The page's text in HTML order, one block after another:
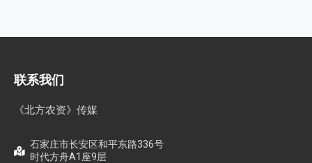
联系我们
《北方农资》传媒
石家庄市长安区和平东路336号
时代方舟A1座9层